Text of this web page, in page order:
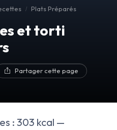
Plats Préparés
et torti
Partager cette page
: 303 kcal —